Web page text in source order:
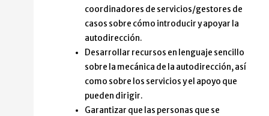
coordinadores de servicios/gestores de
casos sobre cómo introducir y apoyar la
autodirección.
Desarrollar recursos en lenguaje sencillo
sobre la mecánica de la autodirección, así
como sobre los servicios y el apoyo que
pueden dirigir.
Garantizar que las personas que se